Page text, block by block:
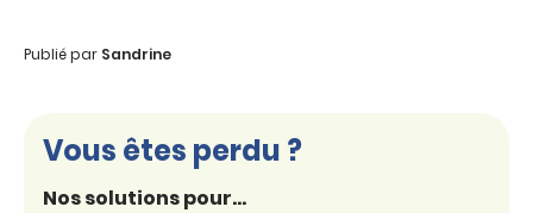
Publié par Sandrine
Vous êtes perdu ?
Nos solutions pour...